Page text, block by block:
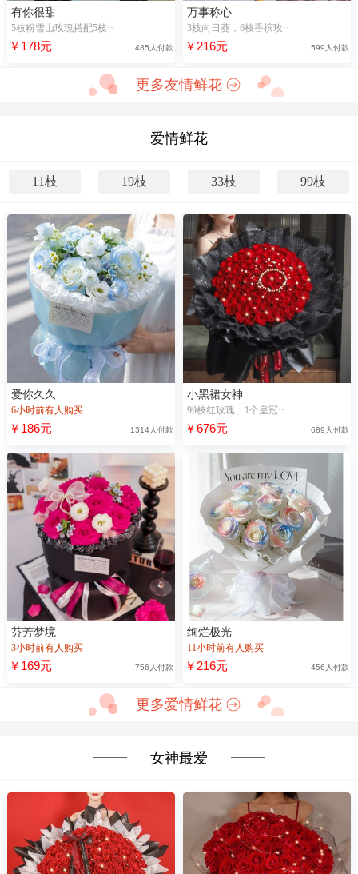
有你很甜
5枝粉雪山玫瑰搭配5枝··
￥178元 485人付款
万事称心
3枝向日葵，6枝香槟玫··
￥216元 599人付款
更多友情鲜花
爱情鲜花
11枝 19枝 33枝 99枝
爱你久久
6小时前有人购买
￥186元 1314人付款
小黑裙女神
99枝红玫瑰、1个皇冠··
￥676元 689人付款
芬芳梦境
3小时前有人购买
￥169元 756人付款
绚烂极光
11小时前有人购买
￥216元 456人付款
更多爱情鲜花
女神最爱